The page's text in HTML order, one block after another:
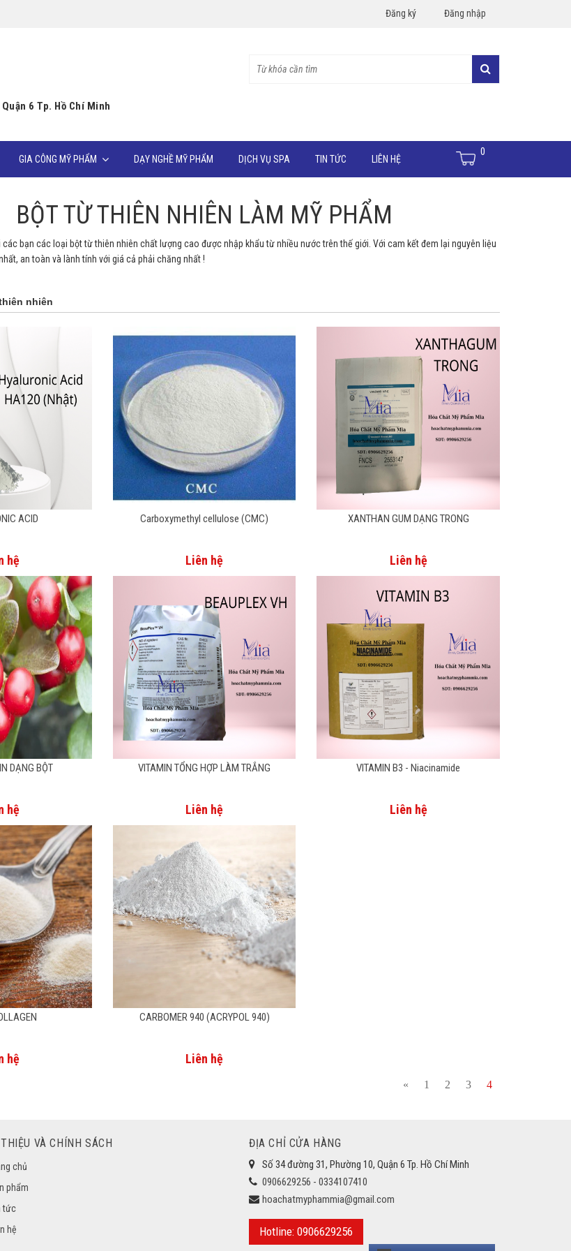
Đăng nhập
Đăng ký
6 Tp. Hồ Chí Minh
GIA CÔNG MỸ PHẨM DẠY NGHỀ MỸ PHẨM DỊCH VỤ SPA TIN TỨC LIÊN HỆ
0
BỘT TỪ THIÊN NHIÊN LÀM MỸ PHẨM
các bạn các loại bột từ thiên nhiên chất lượng cao được nhập khẩu từ nhiều nước trên thế giới. Với cam kết đem lại nguyên liệu
an toàn và lành tính với giá cả phải chăng nhất !
nhiên
ACID
hệ
Carboxymethyl cellulose (CMC)
Liên hệ
XANTHAN GUM DẠNG TRONG
Liên hệ
DẠNG BỘT
hệ
VITAMIN TỔNG HỢP LÀM TRẮNG
Liên hệ
VITAMIN B3 - Niacinamide
Liên hệ
hệ
CARBOMER 940 (ACRYPOL 940)
Liên hệ
« 1 2 3 4
VÀ CHÍNH SÁCH
chủ
phẩm
tức
hệ
ĐỊA CHỈ CỬA HÀNG
Số 34 đường 31, Phường 10, Quận 6 Tp. Hồ Chí Minh
0906629256 - 0334107410
hoachatmyphammia@gmail.com
Hotline: 0906629256